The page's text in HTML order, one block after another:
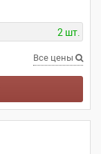
2 шт.
Все цены